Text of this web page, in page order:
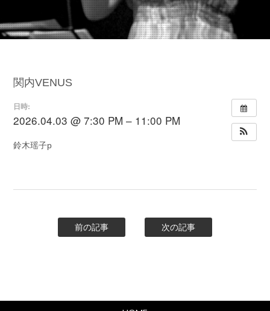
ストア
関内VENUS
日時:
2026.04.03 @ 7:30 PM – 11:00 PM
鈴木瑶子p
前の記事 次の記事